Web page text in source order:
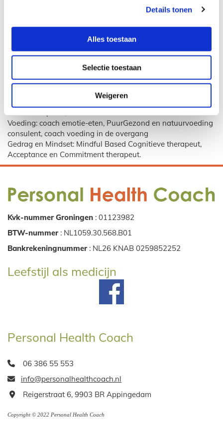
Details tonen
Alles toestaan
Selectie toestaan
Weigeren
helpen om te stoppen met vechten en op zoek te gaan naar
zorgen dat je leven wat lichter aan gaat voelen.
Nieuwsgierig geworden? Wil je meer weten over
voor een gratis kennismaking- en informatiegesprek via
www.personalhealthcoach.nl of 06-38655553.
Voeding: coach emotie-eten, PuurGezond en natuurvoeding
consulent, coach voeding in de overgang
Gedrag en Mindset: Mindful Based Cognitieve therapeut,
Acceptance en Commitment therapeut.
Kvk-nummer Groningen : 01123982
BTW-nummer : NL1059.30.568.B01
Bankrekeningnummer : NL26 KNAB 0259852252
Leefstijl als medicijn
Personal Health Coach
 06 386 55 553
 info@personalhealthcoach.nl
Reigerstraat 6, 9903 BR Appingedam
Copyright © 2022 Personal Health Coach